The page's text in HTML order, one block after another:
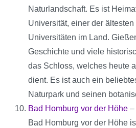
Naturlandschaft. Es ist
Universität, einer der
Universitäten im Land.
Geschichte und viele
das Schloss, welches heute
dient. Es ist auch ein
Naturpark und seinen
Bad Homburg vor der Höhe –
Bad Homburg vor der Höhe